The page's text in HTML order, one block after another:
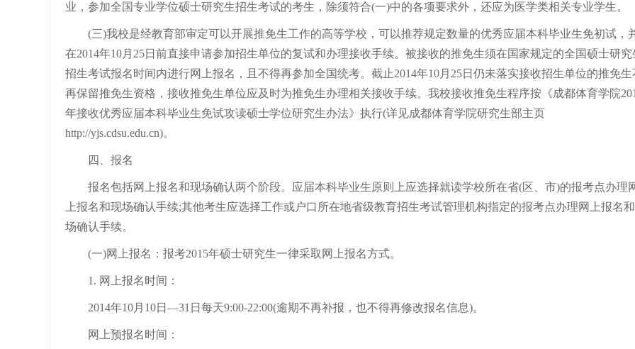
业，参加全国专业学位硕士研究生招生考试的考生，除须符合(一)中的各项要求外，还应为医学类相关专业学生。
(三)我校是经教育部审定可以开展推免生工作的高等学校，可以推荐规定数量的优秀应届本科毕业生免初试，
在2014年10月25日前直接申请参加招生单位的复试和办理接收手续。被接收的推免生须在国家规定的全国硕士研究
招生考试报名时间内进行网上报名，且不得再参加全国统考。截止2014年10月25日仍未落实接收招生单位的推免生
再保留推免生资格，接收推免生单位应及时为推免生办理相关接收手续。我校接收推免生程序按《成都体育学院
年接收优秀应届本科毕业生免试攻读硕士学位研究生办法》执行(详见成都体育学院研究生部主页
http://yjs.cdsu.edu.cn)。
四、报名
报名包括网上报名和现场确认两个阶段。应届本科毕业生原则上应选择就读学校所在省(区、市)的报考点办理
上报名和现场确认手续;其他考生应选择工作或户口所在地省级教育招生考试管理机构指定的报考点办理网上报名
场确认手续。
(一)网上报名：报考2015年硕士研究生一律采取网上报名方式。
1. 网上报名时间：
2014年10月10日—31日每天9:00-22:00(逾期不再补报，也不得再修改报名信息)。
网上预报名时间：